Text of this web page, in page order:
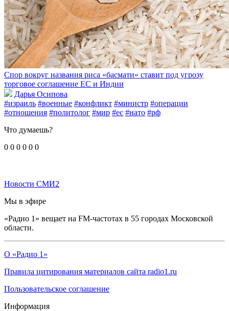
Спор вокруг названия риса «басмати» ставит под угрозу
торговое соглашение ЕС и Индии
Дарья Осипова
#израиль #военные #конфликт #министр #операции
#отношения #политолог #мир #ес #нато #рф
Что думаешь?
0 0 0 0 0 0
Новости СМИ2
Мы в эфире
«Радио 1» вещает на FM-частотах в 55 городах Московской
области.
О «Радио 1»
Правила цитирования материалов сайта radio1.ru
Пользовательское соглашение
Информация